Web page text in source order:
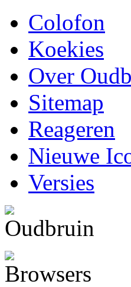
Colofon
Koekies
Over
Sitemap
Reageren
Nieuwe
Versies